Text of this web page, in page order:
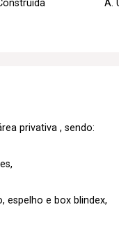
A.
privativa , sendo:
espelho e box blindex,